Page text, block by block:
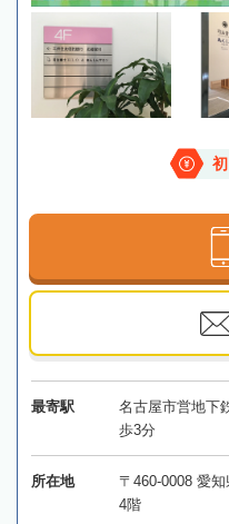
最寄駅
名古屋市営地下
歩3分
所在地
〒460-0008 愛
4階